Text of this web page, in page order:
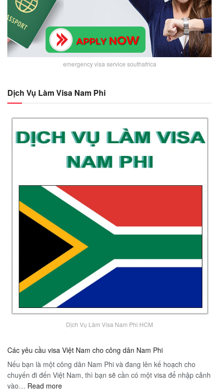
emergency visa service southafrica
Dịch Vụ Làm Visa Nam Phi
Dịch Vụ Làm Visa Nam Phi HCM
Các yêu cầu visa Việt Nam cho công dân Nam Phi
Nếu bạn là một công dân Nam Phi và đang lên kế hoạch cho
chuyến đi đến Việt Nam, thì bạn sẽ cần có một visa để nhập cảnh
vào… Read more: